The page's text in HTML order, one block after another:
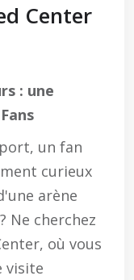
Center
: une
un fan
curieux
arène
Ne cherchez
où vous
visite